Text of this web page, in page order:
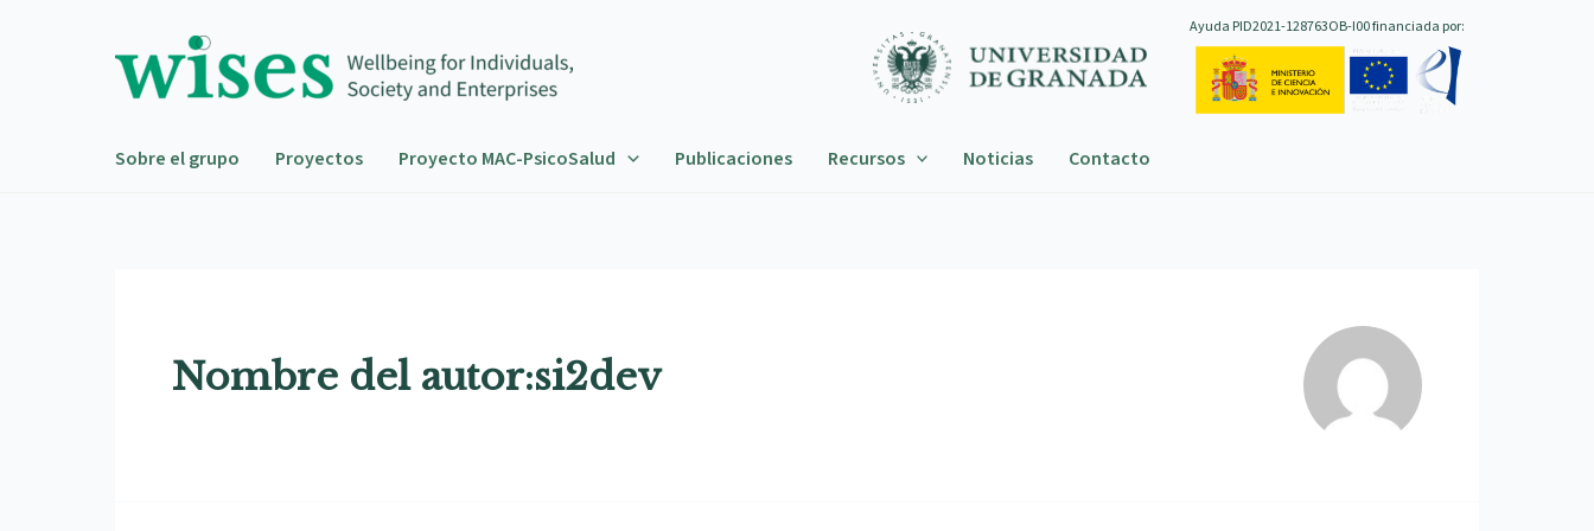
Ayuda PID2021-128763OB-I00 financiada por:
Sobre el grupo Proyectos Proyecto MAC-PsicoSalud Publicaciones Recursos Noticias Contacto
Nombre del autor:si2dev
de
entradas